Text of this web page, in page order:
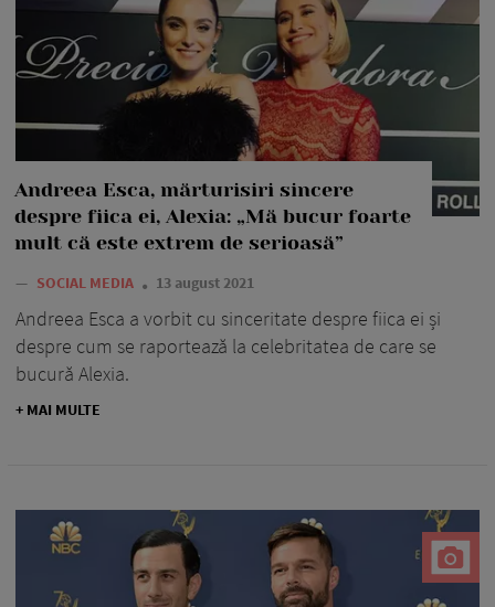
Andreea Esca, mărturisiri sincere
despre fiica ei, Alexia: „Mă bucur foarte
mult că este extrem de serioasă”
— SOCIAL MEDIA 13 august 2021
Andreea Esca a vorbit cu sinceritate despre fiica ei și
despre cum se raportează la celebritatea de care se
bucură Alexia.
+ MAI MULTE